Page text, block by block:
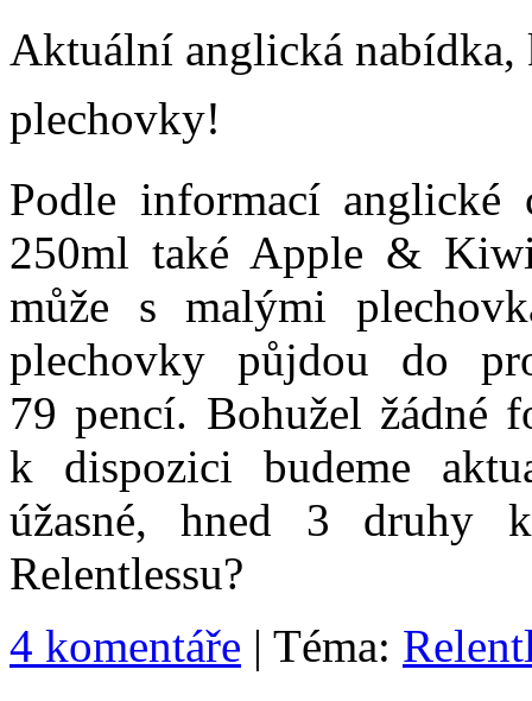
Aktuální anglická nabídka,
plechovky!
Podle informací anglické
250ml také Apple &
může s malými
plechovky půjdou do
79 pencí. Bohužel žádné
k dispozici budeme
úžasné, hned 3 druhy
Relentlessu?
4 komentáře | Téma: